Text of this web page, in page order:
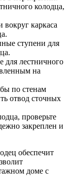
колодца,
каркаса
ступени для
для лестничного
на
по стенам
отвод сточных
проверьте
закреплен и
обеспечит
доме с